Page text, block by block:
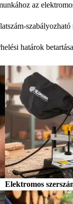
az
határok
Elektromos